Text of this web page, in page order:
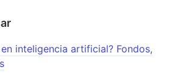
inteligencia artificial? Fondos,